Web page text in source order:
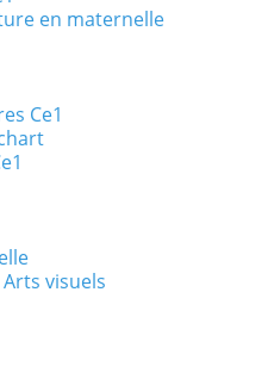
en maternelle
Ce1
visuels